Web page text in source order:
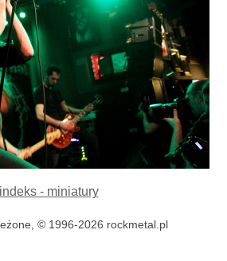
indeks - miniatury
© 1996-2026 rockmetal.pl